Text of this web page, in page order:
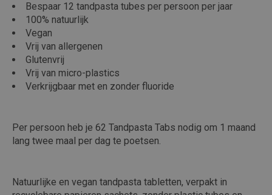
Bespaar 12 tandpasta tubes per persoon per jaar
100% natuurlijk
Vegan
Vrij van allergenen
Glutenvrij
Vrij van micro-plastics
Verkrijgbaar met en zonder fluoride
Per persoon heb je 62 Tandpasta Tabs nodig om 1 maand
lang twee maal per dag te poetsen.
Natuurlijke en vegan tandpasta tabletten, verpakt in